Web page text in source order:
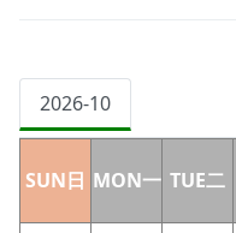
2026-10
SUN日 MON一 TUE二